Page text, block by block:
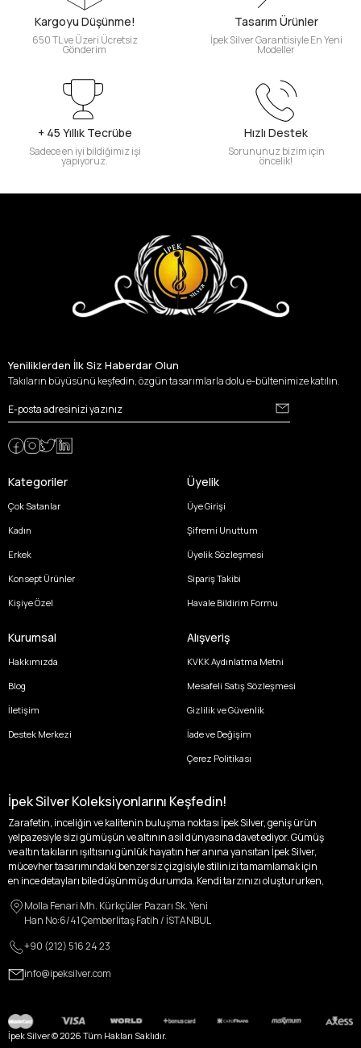
Kargoyu Düşünme!
650 TL ve Üzeri Ücretsiz
Gönderim
Tasarım Ürünler
İpek Silver Garantisiyle En Yeni
Modeller
+ 45 Yıllık Tecrübe
Sadece en iyi bildiğimiz işi
yapıyoruz.
Hızlı Destek
Sorununuz bizim için
öncelik!
Yeniliklerden İlk Siz Haberdar Olun
Takıların büyüsünü keşfedin, özgün tasarımlarla dolu e-bültenimize katılın.
Kategoriler
Çok Satanlar
Kadın
Erkek
Konsept Ürünler
Kişiye Özel
Üyelik
Üye Girişi
Şifremi Unuttum
Üyelik Sözleşmesi
Sipariş Takibi
Havale Bildirim Formu
Kurumsal
Hakkımızda
Blog
İletişim
Destek Merkezi
Alışveriş
KVKK Aydınlatma Metni
Mesafeli Satış Sözleşmesi
Gizlilik ve Güvenlik
İade ve Değişim
Çerez Politikası
İpek Silver Koleksiyonlarını Keşfedin!
Zarafetin, inceliğin ve kalitenin buluşma noktası İpek Silver, geniş ürün
yelpazesiyle sizi gümüşün ve altının asil dünyasına davet ediyor. Gümüş
ve altın takıların ışıltısını günlük hayatın her anına yansıtan İpek Silver,
mücevher tasarımındaki benzersiz çizgisiyle stilinizi tamamlamak için
en ince detayları bile düşünmüş durumda. Kendi tarzınızı oluştururken,
özgünlüğünüzü ön plana çıkaracak tasarımlarımızla tanışın.
İpek Silver’da her bir parça, sizin benzersiz hikayenizi anlatıyor. İster
kendinizi ifade etmek için özel bir parça arayışında olun, ister
sevdiklerinize unutulmaz bir hediye vermek isteyin, her zevke ve her anı
ölümsüzleştirecek anlara uygun seçeneklerimizle yanınızdayız.
İpek Silver Kadın Koleksiyonu, zarafeti ve ihtişamı bir arada sunarak, her
Molla Fenari Mh. Kürkçüler Pazarı Sk. Yeni
Han No:6/41 Çemberlitaş Fatih / İSTANBUL
+90 (212) 516 24 23
info@ipeksilver.com
İpek Silver ©2026 Tüm Hakları Saklıdır.